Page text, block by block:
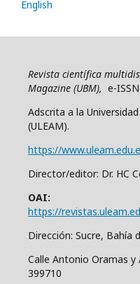
English
Revista científica
Magazine (UBM), e-
Adscrita a la
(ULEAM).
https://
Director/editor: Dr. HC
OAI:
https://
Dirección: Sucre, Bahía
Calle Antonio Oramas y
399710